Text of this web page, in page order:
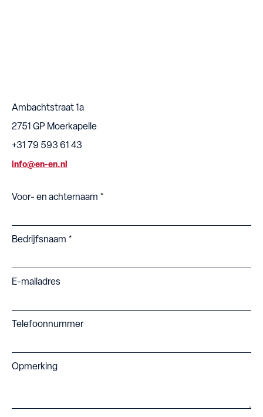
Ambachtstraat 1a
2751 GP Moerkapelle
+31 79 593 61 43
info@en-en.nl
Voor- en achternaam
Bedrijfsnaam
E-mailadres
Telefoonnummer
Opmerking